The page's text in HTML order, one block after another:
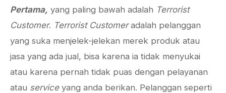
Pertama, yang paling bawah adalah Terrorist
Customer. Terrorist Customeradalah pelanggan
yang suka menjelek-jelekan merek produk atau
jasa yang ada jual, bisa karena ia tidak menyukai
atau karena pernah tidak puas dengan pelayanan
atau service yang anda berikan. Pelanggan seperti